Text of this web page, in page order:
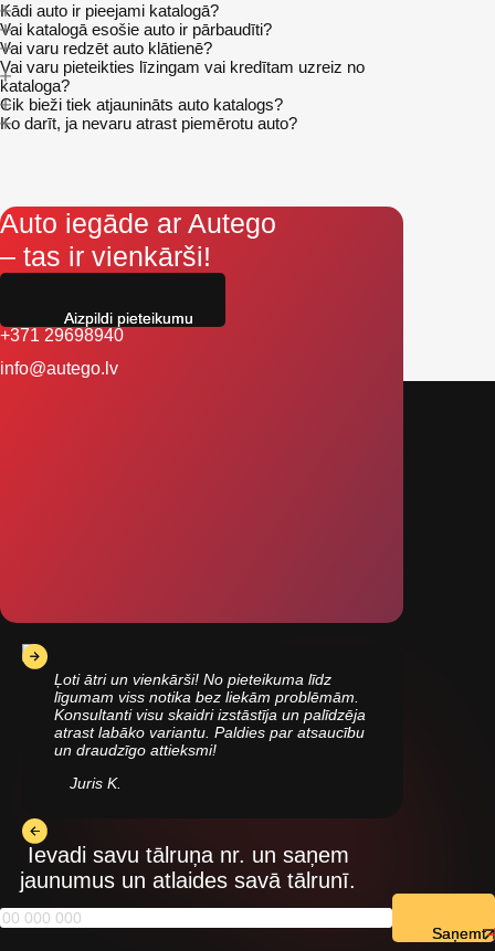
Kādi auto ir pieejami katalogā?
Vai katalogā esošie auto ir pārbaudīti?
Vai varu redzēt auto klātienē?
Vai varu pieteikties līzingam vai kredītam uzreiz no
kataloga?
Cik bieži tiek atjaunināts auto katalogs?
Ko darīt, ja nevaru atrast piemērotu auto?
Auto iegāde ar Autego
– tas ir vienkārši!
+371 29698940
info@autego.lv
Ļoti ātri un vienkārši! No pieteikuma līdz
līgumam viss notika bez liekām problēmām.
Konsultanti visu skaidri izstāstīja un palīdzēja
atrast labāko variantu. Paldies par atsaucību
un draudzīgo attieksmi!
Juris K.
Ievadi savu tālruņa nr. un saņem
jaunumus un atlaides savā tālrunī.